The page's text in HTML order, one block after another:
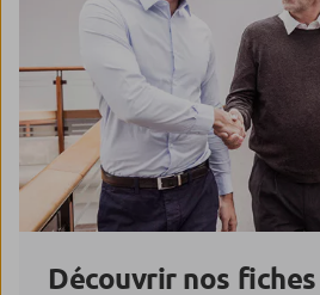
Découvrir nos